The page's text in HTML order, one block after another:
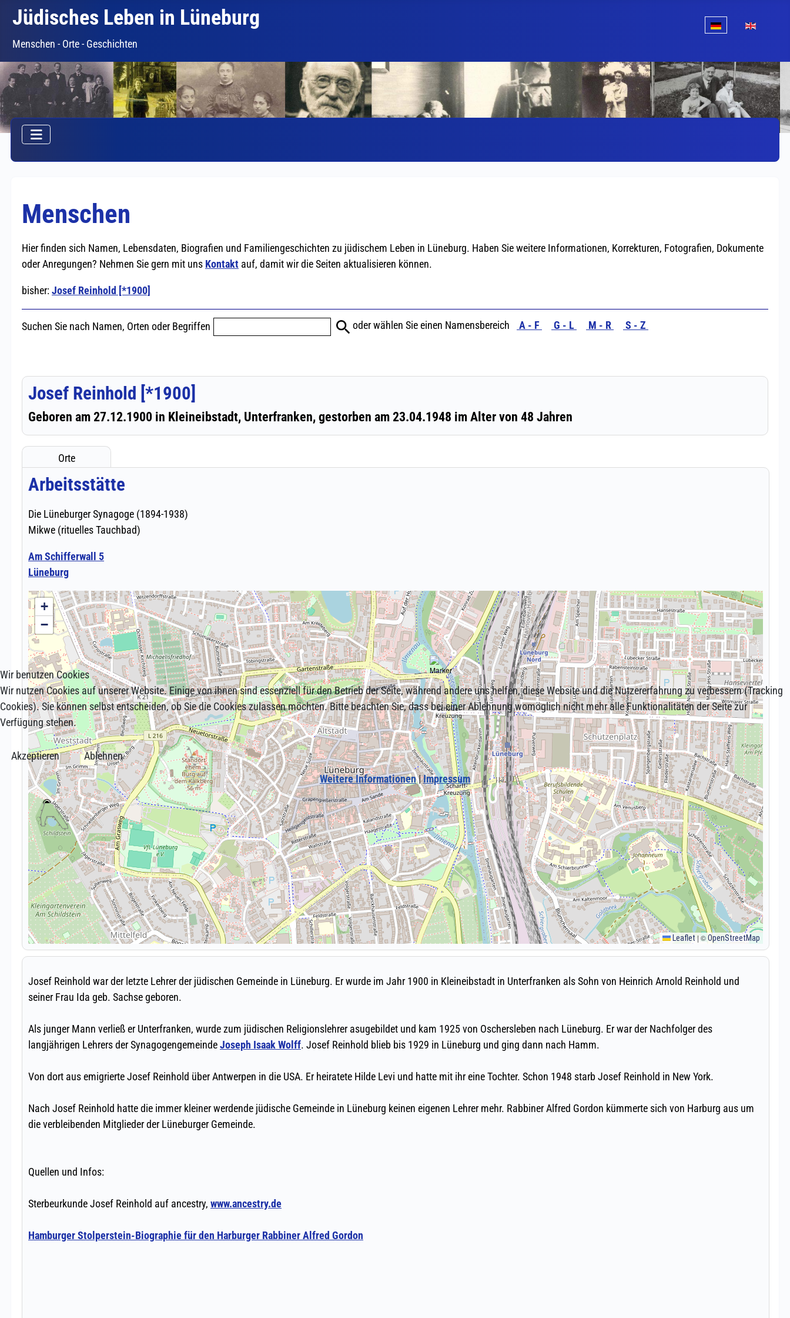
Jüdisches Leben in Lüneburg
Menschen - Orte - Geschichten
Wir benutzen Cookies
Wir nutzen Cookies auf unserer Website. Einige von ihnen sind essenziell für den Betrieb der Seite, während andere uns helfen, diese Website und die Nutzererfahrung zu verbessern (Tracking
Cookies). Sie können selbst entscheiden, ob Sie die Cookies zulassen möchten. Bitte beachten Sie, dass bei einer Ablehnung womöglich nicht mehr alle Funktionalitäten der Seite zur
Verfügung stehen.
Akzeptieren
Ablehnen
Weitere Informationen|Impressum